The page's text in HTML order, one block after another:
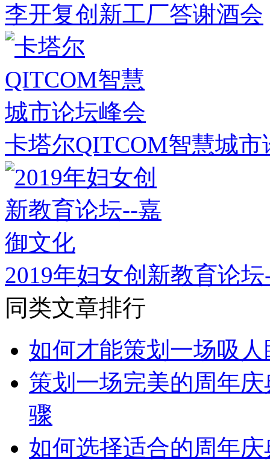
李开复创新工厂答谢酒会
卡塔尔QITCOM智慧城市
2019年妇女创新教育论
同类文章排行
如何才能策划一场吸
策划一场完美的周年
骤
如何选择适合的周年